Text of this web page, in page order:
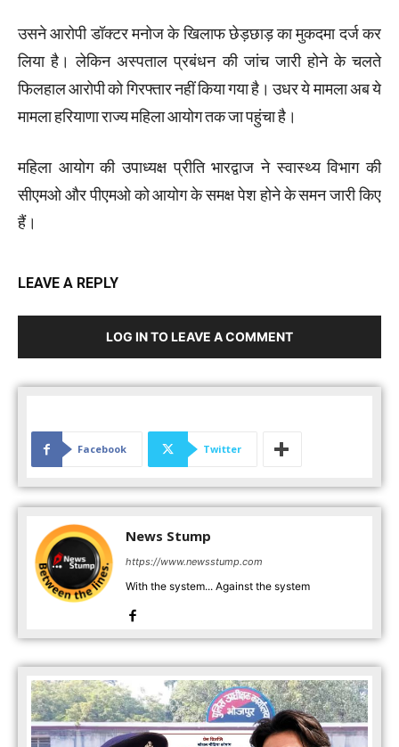
उसने आरोपी डॉक्टर मनोज के खिलाफ छेड़छाड़ का मुकदमा दर्ज कर
लिया है। लेकिन अस्पताल प्रबंधन की जांच जारी होने के चलते
फिलहाल आरोपी को गिरफ्तार नहीं किया गया है। उधर ये मामला अब ये
मामला हरियाणा राज्य महिला आयोग तक जा पहुंचा है।
महिला आयोग की उपाध्यक्ष प्रीति भारद्वाज ने स्वास्थ्य विभाग की
सीएमओ और पीएमओ को आयोग के समक्ष पेश होने के समन जारी किए
हैं।
LEAVE A REPLY
LOG IN TO LEAVE A COMMENT
Facebook Twitter
News Stump
https://www.newsstump.com
With the system... Against the system